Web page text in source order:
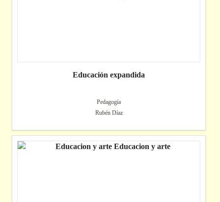
Educación expandida
Pedagogía
Rubén Díaz